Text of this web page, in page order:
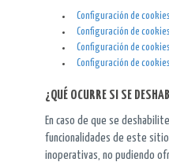
Configuración de
Configuración de
Configuración de
Configuración de
¿QUÉ OCURRE SI SE
En caso de que se
funcionalidades de este
inoperativas, no pudiendo